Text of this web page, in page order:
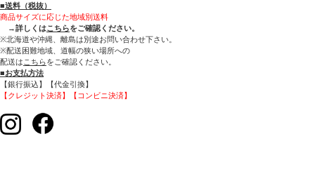
■送料（税抜）
商品サイズに応じた地域別送料
→詳しくはこちらをご確認ください。
※北海道や沖縄、離島は別途お問い合わせ下さい。
※配送困難地域、道幅の狭い場所への
配送は こちらをご確認ください。
■お支払方法
【銀行振込】【代金引換】
【クレジット決済】【コンビニ決済】